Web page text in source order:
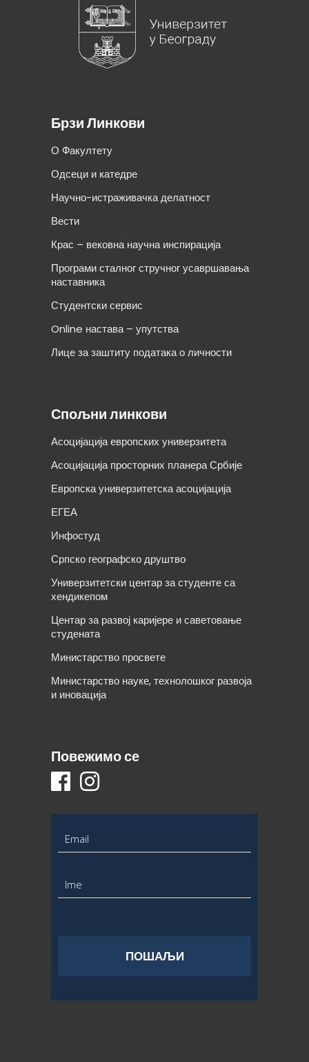
Брзи Линкови
О Факултету
Одсеци и катедре
Научно-истраживачка делатност
Вести
Крас – вековна научна инспирација
Програми сталног стручног усавршавања
наставника
Студентски сервис
Online настава – упутства
Лице за заштиту података о личности
Спољни линкови
Асоцијација европских универзитета
Асоцијација просторних планера Србије
Европска универзитетска асоцијација
ЕГЕА
Инфостуд
Српско географско друштво
Универзитетски центар за студенте са
хендикепом
Центар за развој каријере и саветовање
студената
Министарство просвете
Министарство науке, технолошког развоја
и иновација
Повежимо се